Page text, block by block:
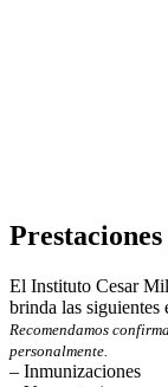
El Instituto Cesar
brinda las siguientes
Recomendamos
personalmente.
– Inmunizaciones